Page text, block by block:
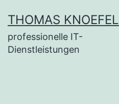
Inhalt
springen
THOMAS KNOEFEL
professionelle IT-
Dienstleistungen